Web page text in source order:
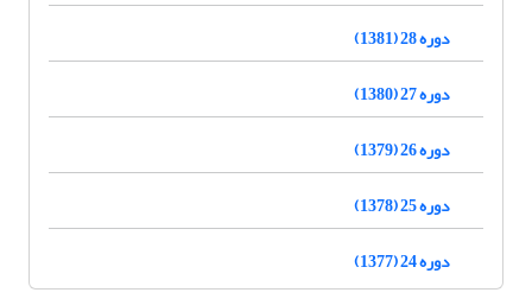
دوره 28 (1381)
دوره 27 (1380)
دوره 26 (1379)
دوره 25 (1378)
دوره 24 (1377)